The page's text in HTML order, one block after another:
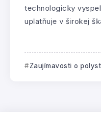
technologicky
uplatňuje v širokej
Zaujímavosti o